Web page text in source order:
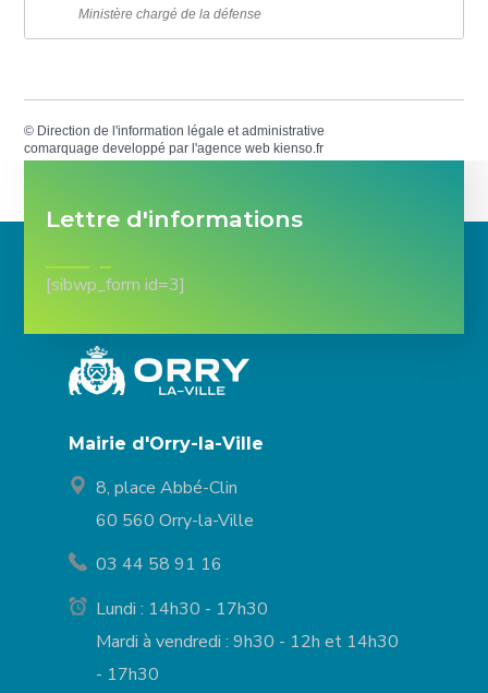
Ministère chargé de la défense
© Direction de l'information légale et administrative
comarquage developpé par l'agence web kienso.fr
Lettre d'informations
[sibwp_form id=3]
Mairie d'Orry-la-Ville
8, place Abbé-Clin
60 560 Orry-la-Ville
03 44 58 91 16
Lundi : 14h30 - 17h30
Mardi à vendredi : 9h30 - 12h et 14h30
- 17h30